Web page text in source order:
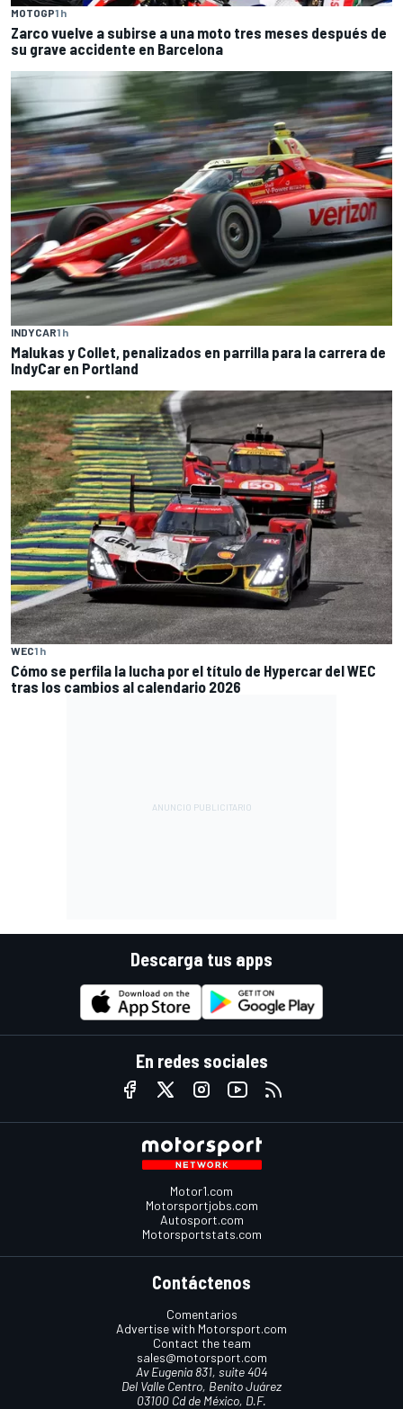
MOTOGP1 h
Zarco vuelve a subirse a una moto tres meses después de
su grave accidente en Barcelona
INDYCAR1 h
Malukas y Collet, penalizados en parrilla para la carrera de
IndyCar en Portland
WEC1 h
Cómo se perfila la lucha por el título de Hypercar del WEC
tras los cambios al calendario 2026
Descarga tus apps
En redes sociales
Motor1.com
Motorsportjobs.com
Autosport.com
Motorsportstats.com
Contáctenos
Comentarios
Advertise with Motorsport.com
Contact the team
sales@motorsport.com
Av Eugenia 831, suite 404
Del Valle Centro, Benito Juárez
03100 Cd de México, D.F.